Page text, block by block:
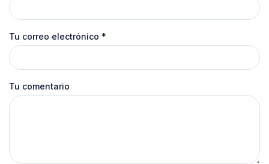
Tu correo electrónico *
Tu comentario